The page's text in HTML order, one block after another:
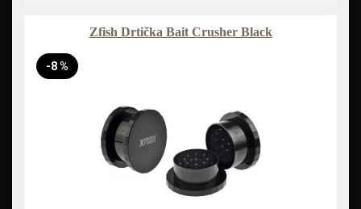
Zfish Drtička Bait Crusher Black
-8 %